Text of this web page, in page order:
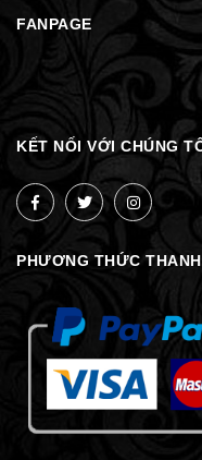
FANPAGE
KẾT NỐI VỚI CHÚNG
PHƯƠNG THỨC